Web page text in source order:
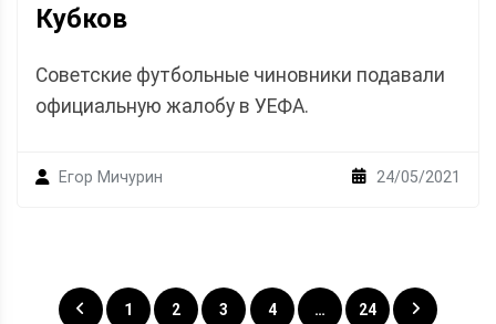
Кубков
Советские футбольные чиновники подавали
официальную жалобу в УЕФА.
Егор Мичурин 24/05/2021
Posts
1 2 3 4 … 24